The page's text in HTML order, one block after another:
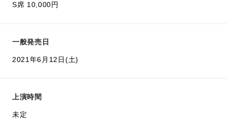
S席 10,000円
一般発売日
2021年6月12日(土)
上演時間
未定